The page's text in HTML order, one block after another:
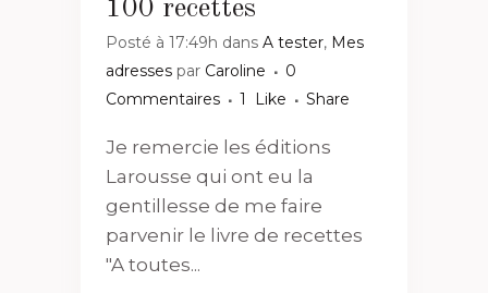
100 recettes
Posté à 17:49h dans A tester, Mes
adresses par Caroline
0
Commentaires
1 Like Share
Je remercie les éditions
Larousse qui ont eu la
gentillesse de me faire
parvenir le livre de recettes
"A toutes...